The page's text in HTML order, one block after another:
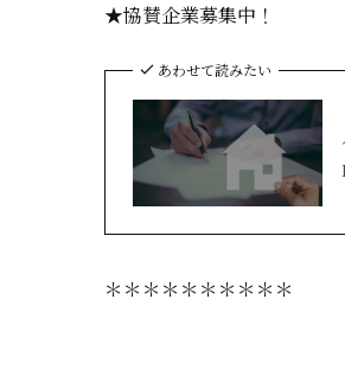
★協賛企業募集中！
あわせて読みたい
＊＊＊＊＊＊＊＊＊＊